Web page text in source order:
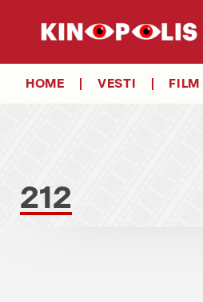
HOME VESTI FILM
212